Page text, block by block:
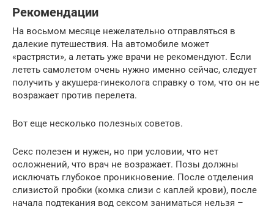
Рекомендации
На восьмом месяце нежелательно отправляться в
далекие путешествия. На автомобиле может
«растрясти», а летать уже врачи не рекомендуют. Если
лететь самолетом очень нужно именно сейчас, следует
получить у акушера-гинеколога справку о том, что он не
возражает против перелета.
​​​​Вот еще несколько полезных советов.
Секс полезен и нужен, но при условии, что нет
осложнений, что врач не возражает. Позы должны
исключать глубокое проникновение. После отделения
слизистой пробки (комка слизи с каплей крови), после
начала подтекания вод сексом заниматься нельзя –